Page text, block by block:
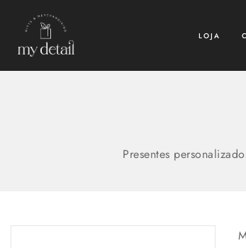
LOJA
Presentes